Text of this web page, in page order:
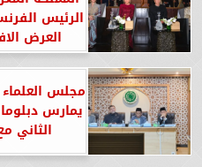
الرئيس
العرض
مجلس
يمارس
الثاني